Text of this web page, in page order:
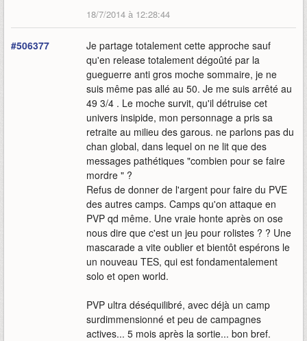
18/7/2014 à 12:28:44
#506377
Je partage totalement cette approche sauf
qu'en release totalement dégoûté par la
gueguerre anti gros moche sommaire, je ne
suis même pas allé au 50. Je me suis arrêté au
49 3/4 . Le moche survit, qu'il détruise cet
univers insipide, mon personnage a pris sa
retraite au milieu des garous. ne parlons pas du
chan global, dans lequel on ne lit que des
messages pathétiques "combien pour se faire
mordre " ?
Refus de donner de l'argent pour faire du PVE
des autres camps. Camps qu'on attaque en
PVP qd même. Une vraie honte après on ose
nous dire que c'est un jeu pour rolistes ? ? Une
mascarade a vite oublier et bientôt espérons le
un nouveau TES, qui est fondamentalement
solo et open world.
PVP ultra déséquilibré, avec déjà un camp
surdimmensionné et peu de campagnes
actives... 5 mois après la sortie... bon bref.